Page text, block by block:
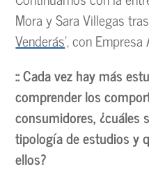
Mora y Sara Villegas
Venderás’, con
:: Cada vez hay más
comprender los
consumidores, ¿cuáles
tipología de estudios y
ellos?